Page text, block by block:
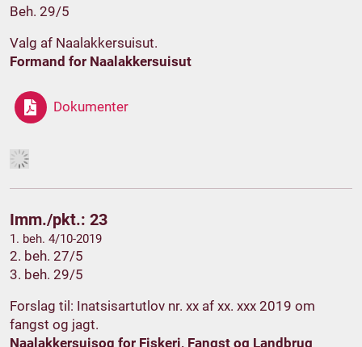
Beh. 29/5
Valg af Naalakkersuisut.
Formand for Naalakkersuisut
Dokumenter
Imm./pkt.: 23
1. beh. 4/10-2019
2. beh. 27/5
3. beh. 29/5
Forslag til: Inatsisartutlov nr. xx af xx. xxx 2019 om
fangst og jagt.
Naalakkersuisoq for Fiskeri, Fangst og Landbrug